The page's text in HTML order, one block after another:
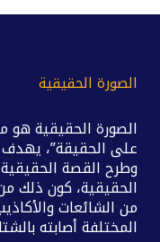
الصورة الحقيقية
الصورة الحقيقية هو
على الحقيقة”، يهدف
وطرح القصة
الحقيقية، كون ذلك
من الشائعات
المختلفة أصابته